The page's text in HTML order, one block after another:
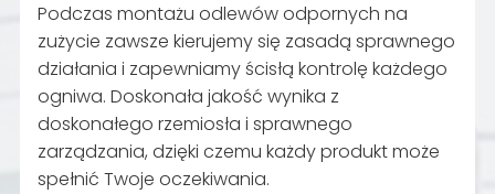
Podczas montażu odlewów odpornych na
zużycie zawsze kierujemy się zasadą sprawnego
działania i zapewniamy ścisłą kontrolę każdego
ogniwa. Doskonała jakość wynika z
doskonałego rzemiosła i sprawnego
zarządzania, dzięki czemu każdy produkt może
spełnić Twoje oczekiwania.